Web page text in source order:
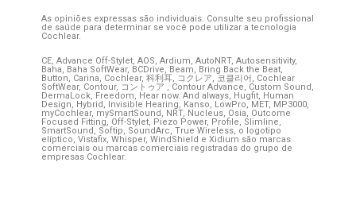
As opiniões expressas são individuais. Consulte seu profissional
de saúde para determinar se você pode utilizar a tecnologia
Cochlear.
CE, Advance Off-Stylet, AOS, Ardium, AutoNRT, Autosensitivity,
Baha, Baha SoftWear, BCDrive, Beam, Bring Back the Beat,
Button, Carina, Cochlear,科利耳, コクレア, 코클리어, Cochlear
SoftWear, Contour, コントゥア , Contour Advance, Custom Sound,
DermaLock, Freedom, Hear now. And always, Hugfit, Human
Design, Hybrid, Invisible Hearing, Kanso, LowPro, MET, MP3000,
myCochlear, mySmartSound, NRT, Nucleus, Osia, Outcome
Focused Fitting, Off-Stylet, Piezo Power, Profile, Slimline,
SmartSound, Softip, SoundArc, True Wireless, o logotipo
elíptico, Vistafix, Whisper, WindShield e Xidium são marcas
comerciais ou marcas comerciais registradas do grupo de
empresas Cochlear.